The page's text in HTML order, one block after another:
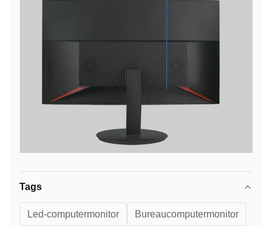
Tags
Led-computermonitor Bureaucomputermonitor